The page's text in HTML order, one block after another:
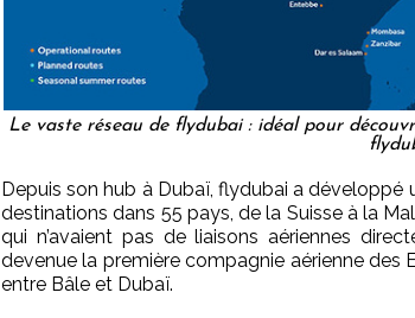
Le vaste réseau de flydubai : idéal pour
Depuis son hub à Dubaï, flydubai a développé
destinations dans 55 pays, de la Suisse à la
qui n’avaient pas de liaisons aériennes
devenue la première compagnie aérienne des
entre Bâle et Dubaï.